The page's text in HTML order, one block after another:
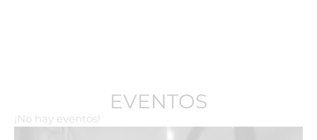
EVENTOS
¡No hay eventos!